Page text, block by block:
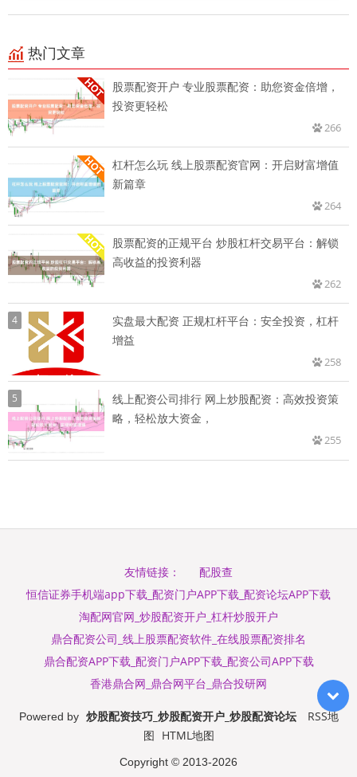
热门文章
股票配资开户 专业股票配资：助您资金倍增，
投资更轻松
266
杠杆怎么玩 线上股票配资官网：开启财富增值
新篇章
264
股票配资的正规平台 炒股杠杆交易平台：解锁
高收益的投资利器
262
4
实盘最大配资 正规杠杆平台：安全投资，杠杆
增益
258
5
线上配资公司排行 网上炒股配资：高效投资策
略，轻松放大资金，
255
友情链接：
配股查
恒信证券手机端app下载_配资门户APP下载_配资论坛APP下载
淘配网官网_炒股配资开户_杠杆炒股开户
鼎合配资公司_线上股票配资软件_在线股票配资排名
鼎合配资APP下载_配资门户APP下载_配资公司APP下载
香港鼎合网_鼎合网平台_鼎合投研网
Powered by 炒股配资技巧_炒股配资开户_炒股配资论坛
RSS地
图 HTML地图
Copyright © 2013-2026